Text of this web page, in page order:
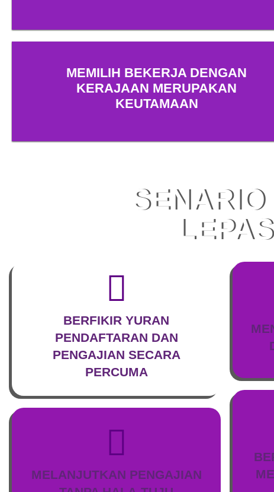
MEMILIH BEKERJA DENGAN
KERAJAAN MERUPAKAN
KEUTAMAAN
BERFIKIR YURAN
PENDAFTARAN DAN
PENGAJIAN SECARA
PERCUMA
MELANJUTKAN PENGAJIAN